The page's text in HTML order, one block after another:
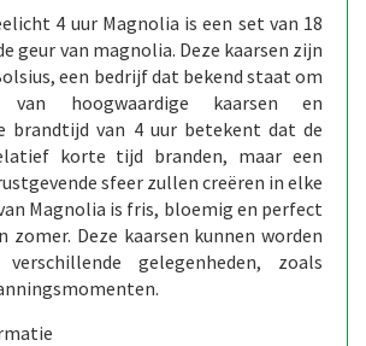
4 uur Magnolia is een set van 18
geur van magnolia. Deze kaarsen zijn
een bedrijf dat bekend staat om
hoogwaardige kaarsen en
brandtijd van 4 uur betekent dat de
korte tijd branden, maar een
sfeer zullen creëren in elke
Magnolia is fris, bloemig en perfect
zomer. Deze kaarsen kunnen worden
gelegenheden, zoals